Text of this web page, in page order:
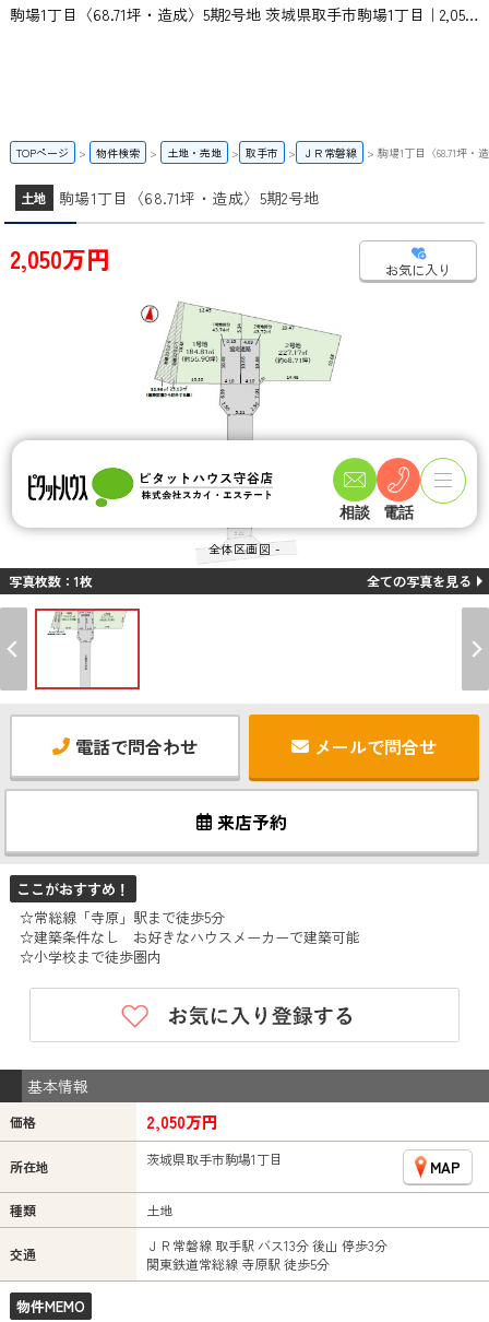
駒場1丁目〈68.71坪・造成〉5期2号地 茨城県取手市駒場1丁目｜2,050万円の土地｜ピタットハウス守谷店 | スカイ・エステート
相談 電話
TOPページ 物件検索 土地・売地 取手市 ＪＲ常磐線 駒場1丁目〈68.71坪・
土地 駒場1丁目〈68.71坪・造成〉5期2号地
2,050万円 お気に入り
全体区画図 -
写真枚数：1枚 全ての写真を見る
電話で問合わせ メールで問合せ
来店予約
ここがおすすめ！
☆常総線「寺原」駅まで徒歩5分
☆建築条件なし お好きなハウスメーカーで建築可能
☆小学校まで徒歩圏内
基本情報
価格 2,050万円
所在地 茨城県取手市駒場1丁目 MAP
種類 土地
交通
ＪＲ常磐線 取手駅 バス13分 後山 停歩3分
関東鉄道常総線 寺原駅 徒歩5分
物件MEMO